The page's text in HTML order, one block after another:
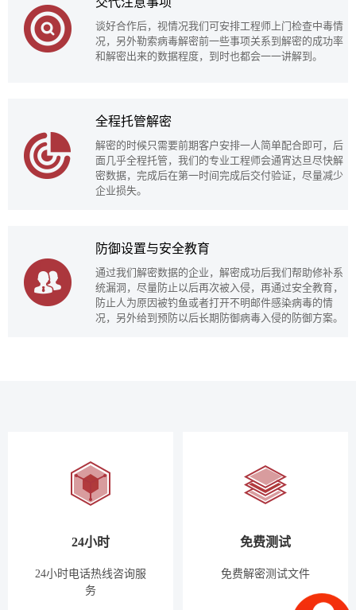
谈好合作后，视情况我们可安排工程师上门检查中毒情
况，另外勒索病毒解密前一些事项关系到解密的成功率
和解密出来的数据程度，到时也都会一一讲解到。
全程托管解密
解密的时候只需要前期客户安排一人简单配合即可，后
面几乎全程托管，我们的专业工程师会通宵达旦尽快解
密数据，完成后在第一时间完成后交付验证，尽量减少
企业损失。
防御设置与安全教育
通过我们解密数据的企业，解密成功后我们帮助修补系
统漏洞，尽量防止以后再次被入侵，再通过安全教育，
防止人为原因被钓鱼或者打开不明邮件感染病毒的情
况，另外给到预防以后长期防御病毒入侵的防御方案。
24小时
24小时电话热线咨询服
务
免费测试
免费解密测试文件